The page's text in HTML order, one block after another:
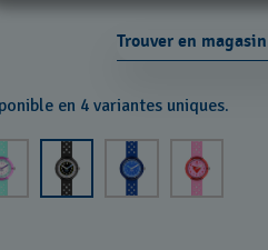
Trouver en magasin
en 4 variantes uniques.